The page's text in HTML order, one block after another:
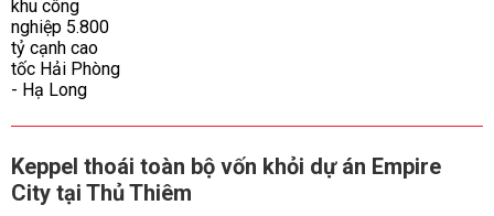
Keppel thoái toàn bộ vốn khỏi dự án Empire
City tại Thủ Thiêm